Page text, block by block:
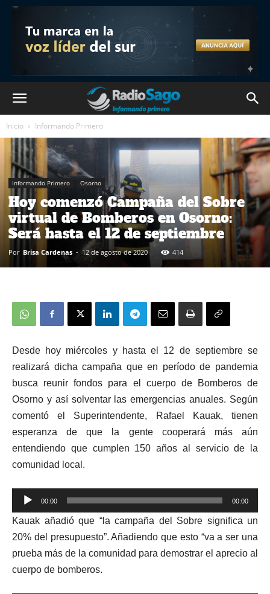
Inicio Informando Primero
Informando Primero Osorno
Hoy comenzó Campaña del Sobre
virtual de Bomberos en Osorno:
Será hasta el 12 de septiembre
Por Brisa Cardenas - 12 de agosto de 2020 414
Desde hoy miércoles y hasta el 12 de septiembre se
realizará dicha campaña que en período de pandemia
busca reunir fondos para el cuerpo de Bomberos de
Osorno y así solventar las emergencias anuales. Según
comentó el Superintendente, Rafael Kauak, tienen
esperanza de que la gente cooperará más aún
entendiendo que cumplen 150 años al servicio de la
comunidad local.
Reproductor
de
audio
00:00 00:00
Kauak añadió que “la campaña del Sobre significa un
20% del presupuesto”. Añadiendo que esto “va a ser una
prueba más de la comunidad para demostrar el aprecio al
cuerpo de bomberos.